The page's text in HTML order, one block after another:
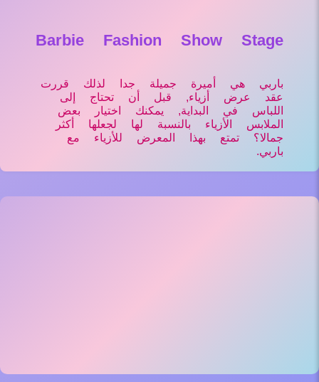
Barbie Fashion Show Stage
باربي هي أميرة جميلة جدا لذلك قررت
عقد عرض أزياء, قبل أن تحتاج إلى
اللباس في البداية, يمكنك اختيار بعض
الملابس الأزياء بالنسبة لها لجعلها أكثر
جمالا؟ تمتع بهذا المعرض للأزياء مع
باربي.